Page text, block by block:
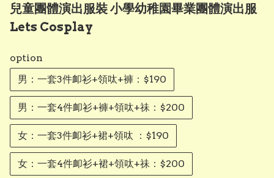
兒童團體演出服裝 小學幼稚園畢業團體演出服
Lets Cosplay
option
男：一套3件卹衫+領呔+褲：$190
男：一套4件卹衫+褲+領呔+祙：$200
女：一套3件卹衫+裙+領呔 ：$190
女：一套4件卹衫+裙+領呔+祙：$200